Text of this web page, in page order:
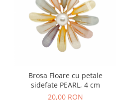
Brosa Floare cu petale
sidefate PEARL, 4 cm
20,00 RON